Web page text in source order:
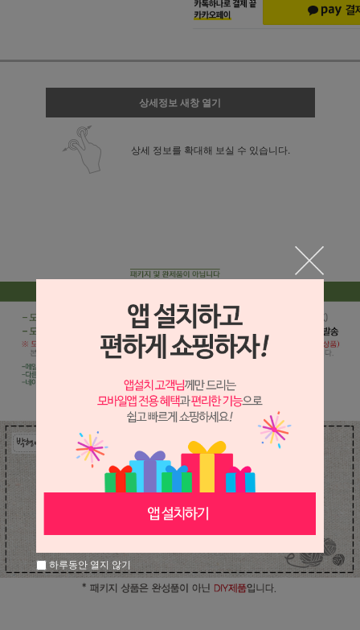
상세정보 새창 열기
상세 정보를 확대해 보실 수 있습니다.
하루동안 열지 않기